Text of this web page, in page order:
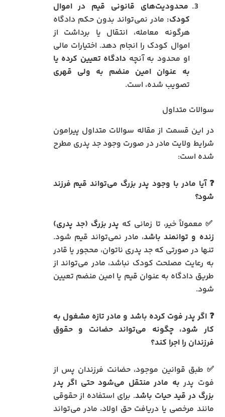
محدودیت‌های قانونی قیم در اموال
کودک: مادر نمی‌تواند بدون حکم دادگاه
هرگونه معامله، انتقال یا برداشت از
اموال کودک را انجام دهد. اختیارات مالی
او محدود به آنچه دادگاه تعیین کرده یا
به عنوان امین منضم به ولی قهری
تصویب شده، است.
سوالات متداول
در این قسمت از مقاله سوالات متداول پیرامون
شرایط ولایت مادر در صورت وجود جد پدری مطرح
شده است:
❓ آیا مادر با وجود پدر بزرگ می‌تواند قیم فرزند
شود؟
✅ معمولاً خیر، تا زمانی که پدر بزرگ (جد پدری)
زنده و توانمند باشد، مادر نمی‌تواند قیم شود.
تنها در صورتی که جد پدری ناتوان، محجور یا قادر
به رعایت مصلحت کودک نباشد، مادر می‌تواند از
طریق دادگاه به عنوان قیم یا امین منضم تعیین
شود.
❓ اگر پدر فوت کرده باشد و مادر تازه مشغول به
کار شود، چگونه می‌تواند حضانت و حقوق
فرزندان را اجرا کند؟
✅ طبق قوانین موجود، حضانت فرزندان پس از
فوت پدر به مادر منتقل می‌شود حتی اگر پدر
بزرگ در قید حیات باشد. برای استفاده از حقوقی
مانند مرخصی یا دریافت حق اولاد، مادر می‌تواند